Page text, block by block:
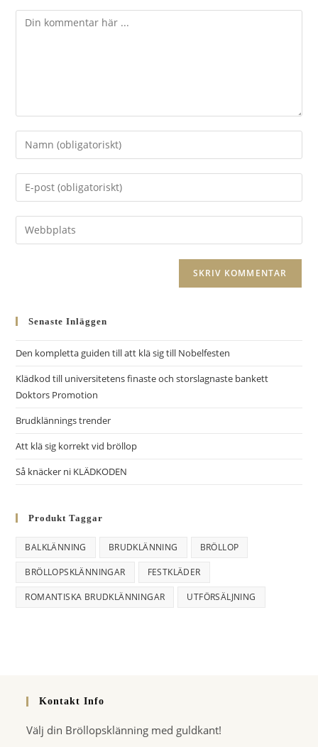
Kommentar
Ange
ditt
namn
eller
för
att
Ange
din
e-
postadress
Ange
URL
e
a
t
i
v
:
Senaste Inläggen
Den kompletta guiden till att klä sig till Nobelfesten
Klädkod till universitetens finaste och storslagnaste bankett
Doktors Promotion
Brudklännings trender
Att klä sig korrekt vid bröllop
Så knäcker ni KLÄDKODEN
Produkt Taggar
BALKLÄNNING BRUDKLÄNNING BRÖLLOP
BRÖLLOPSKLÄNNINGAR FESTKLÄDER
ROMANTISKA BRUDKLÄNNINGAR UTFÖRSÄLJNING
Kontakt Info
Välj din Bröllopsklänning med guldkant!